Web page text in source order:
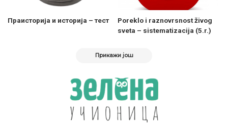
Праисторија и историја – тест
Poreklo i raznovrsnost živog
sveta – sistematizacija (5.r.)
Прикажи још